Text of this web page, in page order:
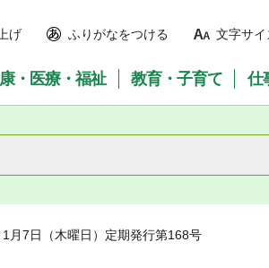
げ ふりがなをつける 文字サ
・医療・福祉 教育・子育て 仕
月7日（木曜日）定期発行第168号